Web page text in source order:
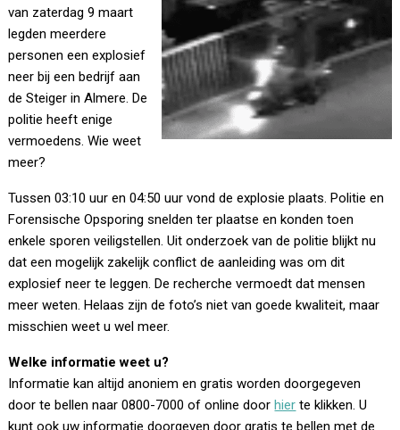
van zaterdag 9 maart
legden meerdere
personen een explosief
neer bij een bedrijf aan
de Steiger in Almere. De
politie heeft enige
vermoedens. Wie weet
meer?
Tussen 03:10 uur en 04:50 uur vond de explosie plaats. Politie en
Forensische Opsporing snelden ter plaatse en konden toen
enkele sporen veiligstellen. Uit onderzoek van de politie blijkt nu
dat een mogelijk zakelijk conflict de aanleiding was om dit
explosief neer te leggen. De recherche vermoedt dat mensen
meer weten. Helaas zijn de foto’s niet van goede kwaliteit, maar
misschien weet u wel meer.
Welke informatie weet u?
Informatie kan altijd anoniem en gratis worden doorgegeven
door te bellen naar 0800-7000 of online doorhier te klikken. U
kunt ook uw informatie doorgeven door gratis te bellen met de